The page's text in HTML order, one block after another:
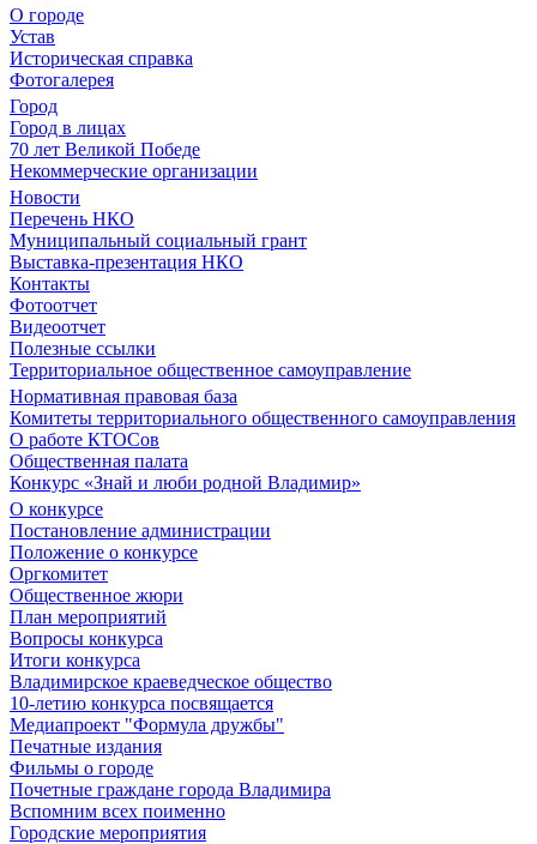
О городе
Устав
Историческая справка
Фотогалерея
Город
Город в лицах
70 лет Великой Победе
Некоммерческие организации
Новости
Перечень НКО
Муниципальный социальный грант
Выставка-презентация НКО
Контакты
Фотоотчет
Видеоотчет
Полезные ссылки
Территориальное общественное самоуправление
Нормативная правовая база
Комитеты территориального общественного самоуправления
О работе КТОСов
Общественная палата
Конкурс «Знай и люби родной Владимир»
О конкурсе
Постановление администрации
Положение о конкурсе
Оргкомитет
Общественное жюри
План мероприятий
Вопросы конкурса
Итоги конкурса
Владимирское краеведческое общество
10-летию конкурса посвящается
Медиапроект "Формула дружбы"
Печатные издания
Фильмы о городе
Почетные граждане города Владимира
Вспомним всех поименно
Городские мероприятия